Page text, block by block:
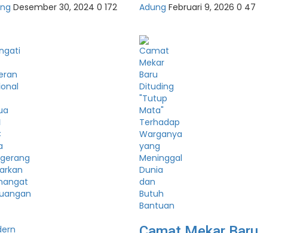
Desember 30, 2024 0 172 Adung Februari 9, 2026 0 47